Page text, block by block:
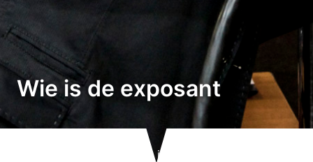
Wie is de exposant
Wie is de exposant